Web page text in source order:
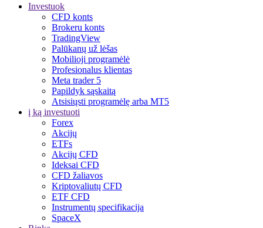
Investuok
CFD konts
Brokeru konts
TradingView
Palūkanų už lėšas
Mobilioji programėlė
Profesionalus klientas
Meta trader 5
Papildyk sąskaitą
Atsisiųsti programėlę arba MT5
į ką investuoti
Forex
Akcijų
ETFs
Akcijų CFD
Ideksai CFD
CFD žaliavos
Kriptovaliutų CFD
ETF CFD
Instrumentų specifikacija
SpaceX